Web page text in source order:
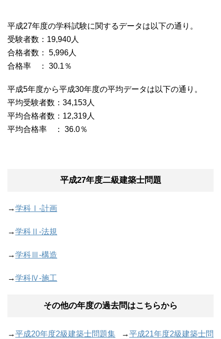
平成27年度の学科試験に関するデータは以下の通り。
受験者数：19,940人
合格者数： 5,996人
合格率 ： 30.1％
平成5年度から平成30年度の平均データは以下の通り。
平均受験者数：34,153人
平均合格者数：12,319人
平均合格率 ： 36.0％
平成27年度二級建築士問題
→学科Ⅰ-計画
→学科Ⅱ-法規
→学科Ⅲ-構造
→学科Ⅳ-施工
その他の年度の過去問はこちらから
→平成20年度2級建築士問題集 →平成21年度2級建築士問